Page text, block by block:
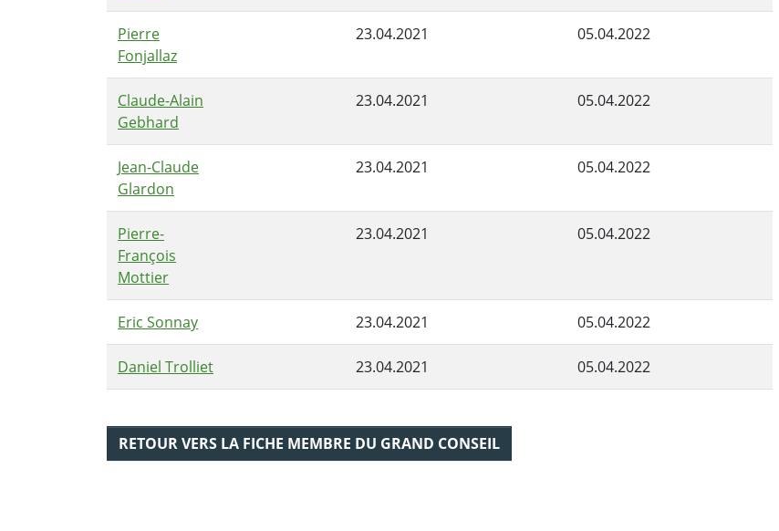
Pierre
Fonjallaz
23.04.2021 05.04.2022
Claude-Alain
Gebhard
23.04.2021 05.04.2022
Jean-Claude
Glardon
23.04.2021 05.04.2022
Pierre-
François
Mottier
23.04.2021 05.04.2022
Eric Sonnay 23.04.2021 05.04.2022
Daniel Trolliet 23.04.2021 05.04.2022
RETOUR VERS LA FICHE MEMBRE DU GRAND CONSEIL